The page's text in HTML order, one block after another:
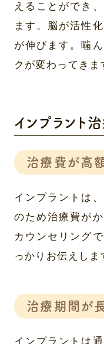
えることができ
ます。脳が活性
が伸びます。噛
クが変わってきま
インプラント治
治療費が高
インプラントは
のため治療費が
カウンセリング
っかりお伝えしま
治療期間が
インプラントは